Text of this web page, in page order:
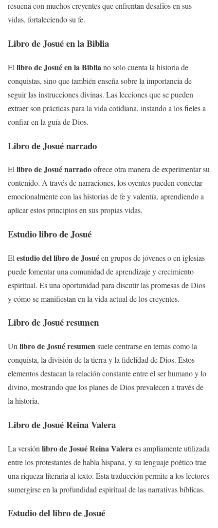
resuena con muchos creyentes que enfrentan desafíos en sus
vidas, fortaleciendo su fe.
Libro de Josué en la Biblia
El libro de Josué en la Bibliano solo cuenta la historia de
conquistas, sino que también enseña sobre la importancia de
seguir las instrucciones divinas. Las lecciones que se pueden
extraer son prácticas para la vida cotidiana, instando a los fieles a
confiar en la guía de Dios.
Libro de Josué narrado
Ellibro de Josué narradoofrece otra manera de experimentar su
contenido. A través de narraciones, los oyentes pueden conectar
emocionalmente con las historias de fe y valentía, aprendiendo a
aplicar estos principios en sus propias vidas.
Estudio libro de Josué
El estudio del libro de Josuéen grupos de jóvenes o en iglesias
puede fomentar una comunidad de aprendizaje y crecimiento
espiritual. Es una oportunidad para discutir las promesas de Dios
y cómo se manifiestan en la vida actual de los creyentes.
Libro de Josué resumen
Un libro de Josué resumensuele centrarse en temas como la
conquista, la división de la tierra y la fidelidad de Dios. Estos
elementos destacan la relación constante entre el ser humano y lo
divino, mostrando que los planes de Dios prevalecen a través de
la historia.
Libro de Josué Reina Valera
La versión libro de Josué Reina Valera es ampliamente utilizada
entre los protestantes de habla hispana, y su lenguaje poético trae
una riqueza literaria al texto. Esta traducción permite a los lectores
sumergirse en la profundidad espiritual de las narrativas bíblicas.
Estudio del libro de Josué